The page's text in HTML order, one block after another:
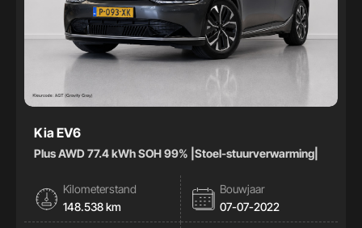
Kia EV6
Plus AWD 77.4 kWh SOH 99% |Stoel-stuurverwarming|
Kilometerstand
148.538 km
Bouwjaar
07-07-2022